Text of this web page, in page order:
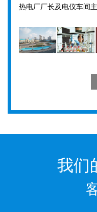
热电厂厂长及电仪车间
我们